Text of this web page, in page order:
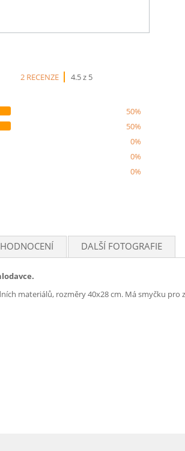
2 RECENZE 4.5 z 5
50%
50%
0%
0%
0%
HODNOCENÍ DALŠÍ FOTOGRAFIE
materiálů, rozměry 40x28 cm. Má smyčku